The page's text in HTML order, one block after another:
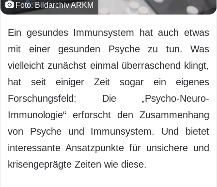
Foto: Bildarchiv ARKM
Ein gesundes Immunsystem hat auch etwas
mit einer gesunden Psyche zu tun. Was
vielleicht zunächst einmal überraschend klingt,
hat seit einiger Zeit sogar ein eigenes
Forschungsfeld: Die „Psycho-Neuro-
Immunologie“ erforscht den Zusammenhang
von Psyche und Immunsystem. Und bietet
interessante Ansatzpunkte für unsichere und
krisengeprägte Zeiten wie diese.